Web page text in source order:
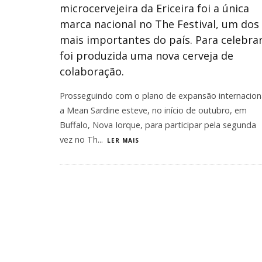
microcervejeira da Ericeira foi a única
marca nacional no The Festival, um dos
mais importantes do país. Para
foi produzida uma nova cerveja de
colaboração.
Prosseguindo com o plano de expansão
a Mean Sardine esteve, no início de outubro, em
Buffalo, Nova Iorque, para participar pela segunda
vez no Th... LER MAIS